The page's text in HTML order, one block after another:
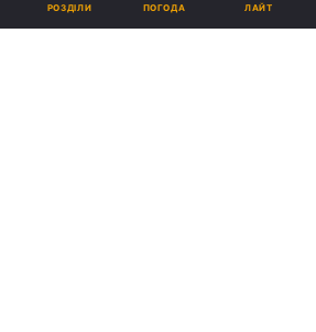
РОЗДІЛИ ПОГОДА ЛАЙТ